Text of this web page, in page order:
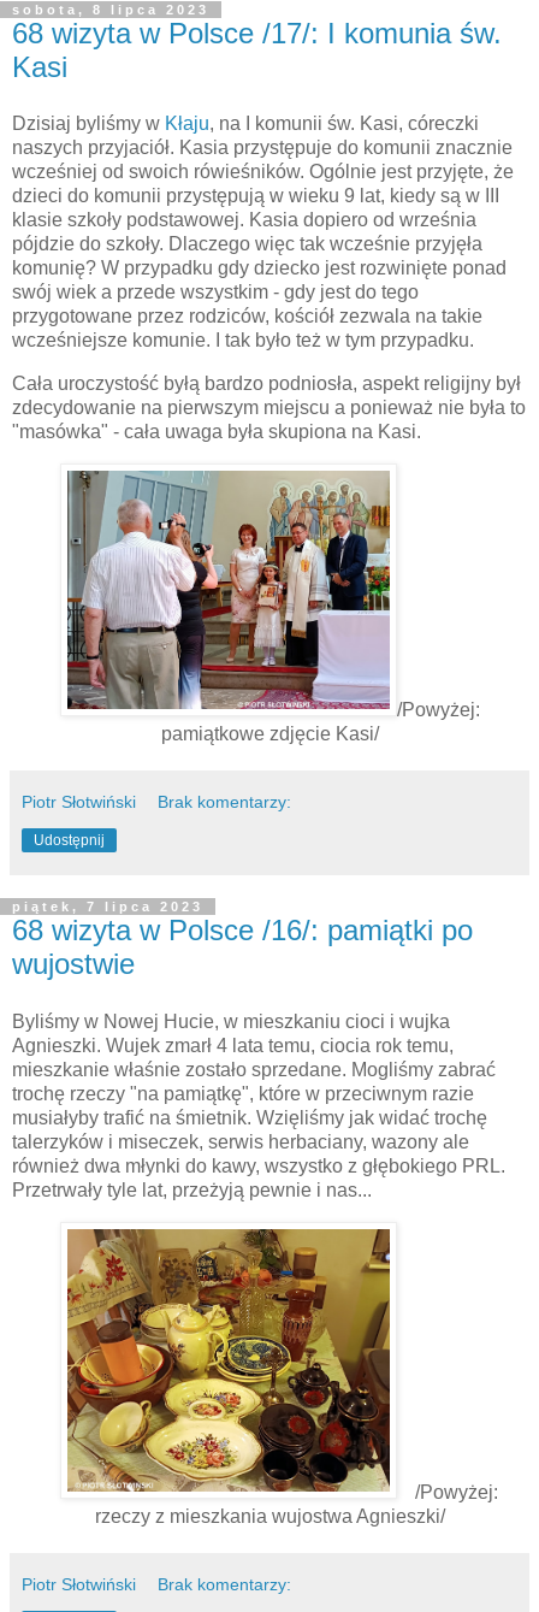
sobota, 8 lipca 2023
68 wizyta w Polsce /17/: I komunia św.
Kasi
Dzisiaj byliśmy w Kłaju, na I komunii św. Kasi, córeczki
naszych przyjaciół. Kasia przystępuje do komunii znacznie
wcześniej od swoich rówieśników. Ogólnie jest przyjęte, że
dzieci do komunii przystępują w wieku 9 lat, kiedy są w III
klasie szkoły podstawowej. Kasia dopiero od września
pójdzie do szkoły. Dlaczego więc tak wcześnie przyjęła
komunię? W przypadku gdy dziecko jest rozwinięte ponad
swój wiek a przede wszystkim - gdy jest do tego
przygotowane przez rodziców, kościół zezwala na takie
wcześniejsze komunie. I tak było też w tym przypadku.
Cała uroczystość byłą bardzo podniosła, aspekt religijny był
zdecydowanie na pierwszym miejscu a ponieważ nie była to
"masówka" - cała uwaga była skupiona na Kasi.
/Powyżej:
pamiątkowe zdjęcie Kasi/
Piotr Słotwiński Brak komentarzy:
Udostępnij
piątek, 7 lipca 2023
68 wizyta w Polsce /16/: pamiątki po
wujostwie
Byliśmy w Nowej Hucie, w mieszkaniu cioci i wujka
Agnieszki. Wujek zmarł 4 lata temu, ciocia rok temu,
mieszkanie właśnie zostało sprzedane. Mogliśmy zabrać
trochę rzeczy "na pamiątkę", które w przeciwnym razie
musiałyby trafić na śmietnik. Wzięliśmy jak widać trochę
talerzyków i miseczek, serwis herbaciany, wazony ale
również dwa młynki do kawy, wszystko z głębokiego PRL.
Przetrwały tyle lat, przeżyją pewnie i nas...
/Powyżej:
rzeczy z mieszkania wujostwa Agnieszki/
Piotr Słotwiński Brak komentarzy: